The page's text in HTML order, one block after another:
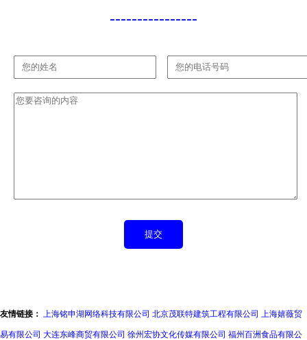
----------------
友情链接： 上海铭申湖网络科技有限公司 北京茂联特建筑工程有限公司 上海嬉薇贸
易有限公司 大连东峰商贸有限公司 徐州宏协文化传媒有限公司 福州百洲食品有限公